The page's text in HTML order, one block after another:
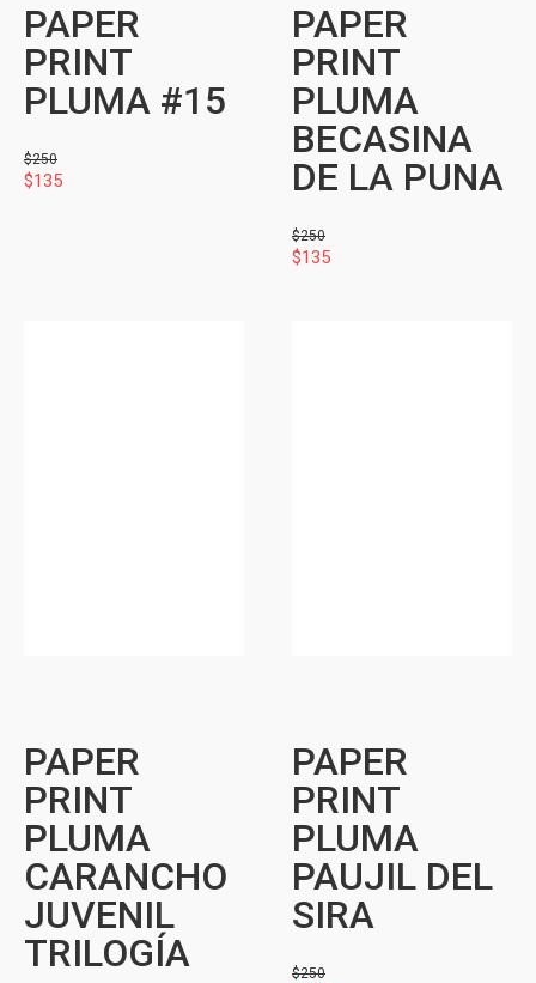
PAPER
PRINT
PLUMA #15
$250
$135
PAPER
PRINT
PLUMA
BECASINA
DE LA PUNA
$250
$135
PAPER
PRINT
PLUMA
CARANCHO
JUVENIL
TRILOGÍA
PAPER
PRINT
PLUMA
PAUJIL DEL
SIRA
$250